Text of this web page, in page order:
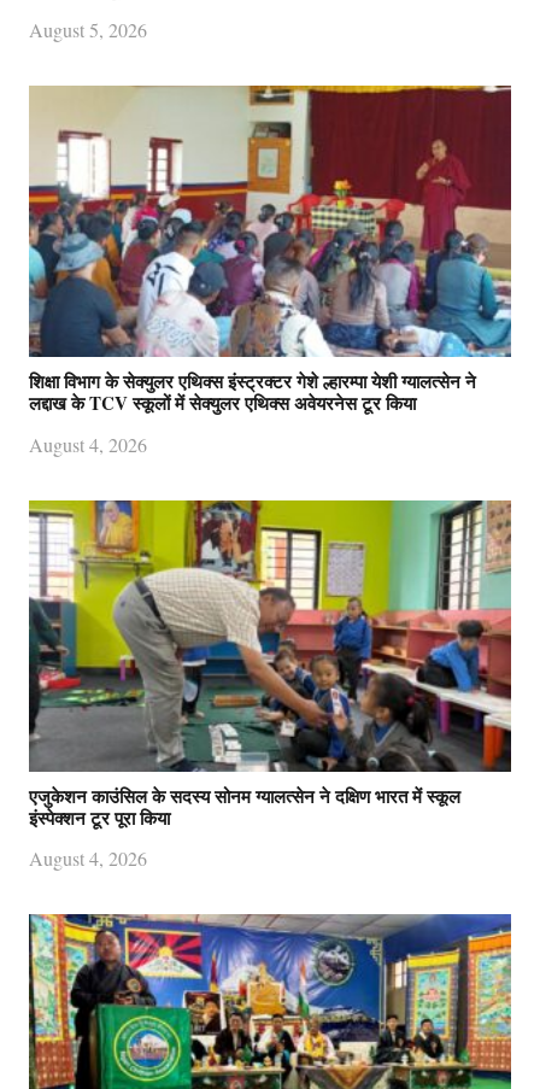
August 5, 2026
शिक्षा विभाग के सेक्युलर एथिक्स इंस्ट्रक्टर गेशे ल्हारम्पा येशी ग्यालत्सेन ने
लद्दाख के TCV स्कूलों में सेक्युलर एथिक्स अवेयरनेस टूर किया
August 4, 2026
एजुकेशन काउंसिल के सदस्य सोनम ग्यालत्सेन ने दक्षिण भारत में स्कूल
इंस्पेक्शन टूर पूरा किया
August 4, 2026